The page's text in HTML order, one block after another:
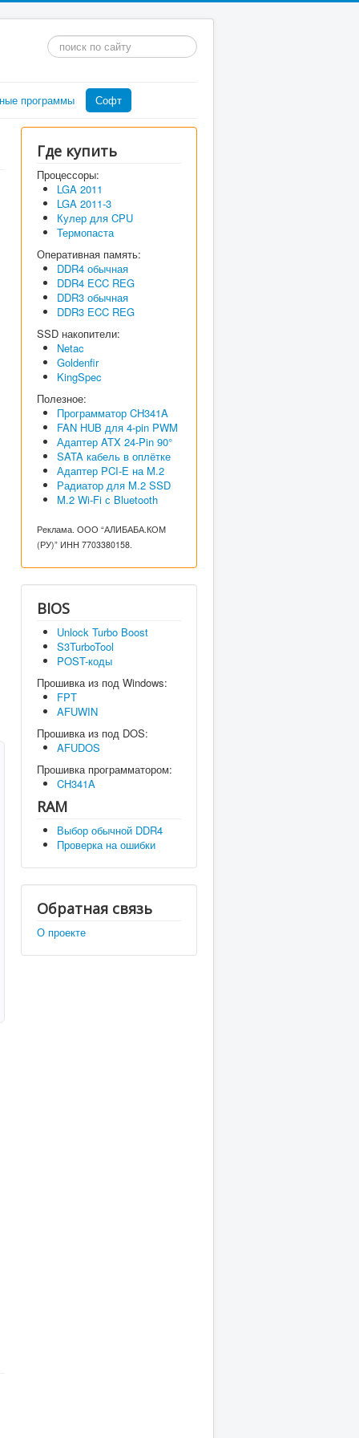
Искать...
программы Софт
Где купить
Процессоры:
LGA 2011
LGA 2011-3
Кулер для CPU
Термопаста
Оперативная память:
DDR4 обычная
DDR4 ECC REG
DDR3 обычная
DDR3 ECC REG
SSD накопители:
Netac
Goldenfir
KingSpec
Полезное:
Программатор CH341A
FAN HUB для 4-pin PWM
Адаптер ATX 24-Pin 90°
SATA кабель в оплётке
Адаптер PCI-E на M.2
Радиатор для M.2 SSD
M.2 Wi-Fi с Bluetooth
Реклама. ООО “АЛИБАБА.КОМ
(РУ)” ИНН 7703380158.
BIOS
Unlock Turbo Boost
S3TurboTool
POST-коды
Прошивка из под Windows:
FPT
AFUWIN
Прошивка из под DOS:
AFUDOS
Прошивка программатором:
CH341A
RAM
Выбор обычной DDR4
Проверка на ошибки
Обратная связь
О проекте